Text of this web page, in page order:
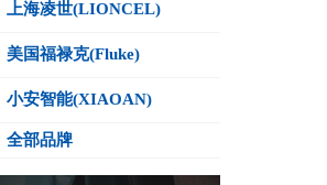
上海凌世(LIONCEL)
美国福禄克(Fluke)
小安智能(XIAOAN)
全部品牌